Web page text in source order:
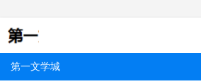
第一文学城